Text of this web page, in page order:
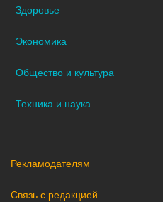
Здоровье
Экономика
Общество и культура
Техника и наука
Рекламодателям
Связь с редакцией